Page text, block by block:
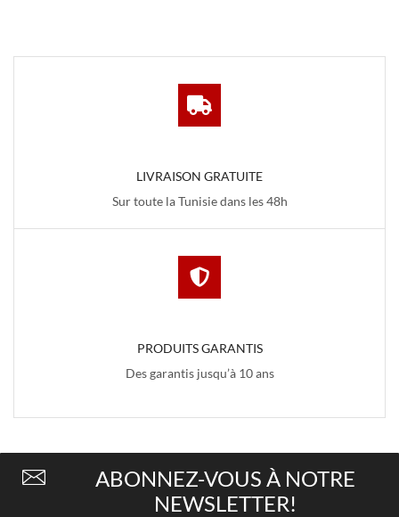
LIVRAISON GRATUITE
Sur toute la Tunisie dans les 48h
PRODUITS GARANTIS
Des garantis jusqu’à 10 ans
ABONNEZ-VOUS À NOTRE
NEWSLETTER!